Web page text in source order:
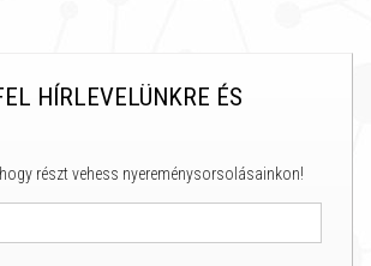
HÍRLEVELÜNKRE ÉS
részt vehess nyereménysorsolásainkon!